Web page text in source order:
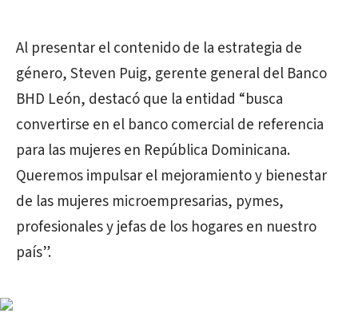
Al presentar el contenido de la estrategia de
género, Steven Puig, gerente general del Banco
BHD León, destacó que la entidad “busca
convertirse en el banco comercial de referencia
para las mujeres en República Dominicana.
Queremos impulsar el mejoramiento y bienestar
de las mujeres microempresarias, pymes,
profesionales y jefas de los hogares en nuestro
país”.